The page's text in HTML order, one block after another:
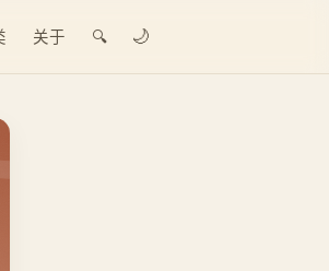
关于 🔍 🌙